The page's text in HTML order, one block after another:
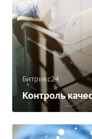
Битрикс24
Контроль